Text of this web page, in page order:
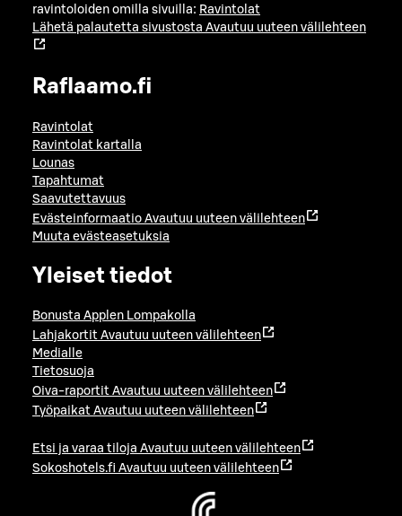
ravintoloiden omilla sivuilla: Ravintolat
Lähetä palautetta sivustosta Avautuu uuteen välilehteen
Raflaamo.fi
Ravintolat
Ravintolat kartalla
Lounas
Tapahtumat
Saavutettavuus
Evästeinformaatio Avautuu uuteen välilehteen
Muuta evästeasetuksia
Yleiset tiedot
Bonusta Applen Lompakolla
Lahjakortit Avautuu uuteen välilehteen
Medialle
Tietosuoja
Oiva-raportit Avautuu uuteen välilehteen
Työpaikat Avautuu uuteen välilehteen
Etsi ja varaa tiloja Avautuu uuteen välilehteen
Sokoshotels.fi Avautuu uuteen välilehteen